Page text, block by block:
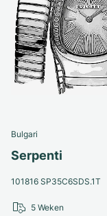
Bulgari
Serpenti
101816 SP35C6SDS.1T
5 Weken